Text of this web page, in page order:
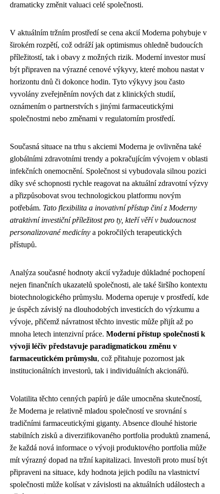
dramaticky změnit valuaci celé společnosti.
V aktuálním tržním prostředí se cena akcií Moderna pohybuje v
širokém rozpětí, což odráží jak optimismus ohledně budoucích
příležitostí, tak i obavy z možných rizik. Moderní investor musí
být připraven na výrazné cenové výkyvy, které mohou nastat v
horizontu dnů či dokonce hodin. Tyto výkyvy jsou často
vyvolány zveřejněním nových dat z klinických studií,
oznámením o partnerstvích s jinými farmaceutickými
společnostmi nebo změnami v regulatorním prostředí.
Současná situace na trhu s akciemi Moderna je ovlivněna také
globálními zdravotními trendy a pokračujícím vývojem v oblasti
infekčních onemocnění. Společnost si vybudovala silnou pozici
díky své schopnosti rychle reagovat na aktuální zdravotní výzvy
a přizpůsobovat svou technologickou platformu novým
potřebám. Tato flexibilita a inovativní přístup činí z Moderny
atraktivní investiční příležitost pro ty, kteří věří v budoucnost
personalizované medicíny a pokročilých terapeutických
přístupů.
Analýza současné hodnoty akcií vyžaduje důkladné pochopení
nejen finančních ukazatelů společnosti, ale také širšího kontextu
biotechnologického průmyslu. Moderna operuje v prostředí, kde
je úspěch závislý na dlouhodobých investicích do výzkumu a
vývoje, přičemž návratnost těchto investic může přijít až po
mnoha letech intenzivní práce. Moderní přístup společnosti k
vývoji léčiv představuje paradigmatickou změnu v
farmaceutickém průmyslu, což přitahuje pozornost jak
institucionálních investorů, tak i individuálních akcionářů.
Volatilita těchto cenných papírů je dále umocněna skutečností,
že Moderna je relativně mladou společností ve srovnání s
tradičními farmaceutickými giganty. Absence dlouhé historie
stabilních zisků a diverzifikovaného portfolia produktů znamená,
že každá nová informace o vývoji produktového portfolia může
mít výrazný dopad na tržní kapitalizaci. Investoři proto musí být
připraveni na situace, kdy hodnota jejich podílu na vlastnictví
společnosti může kolísat v závislosti na aktuálních událostech a